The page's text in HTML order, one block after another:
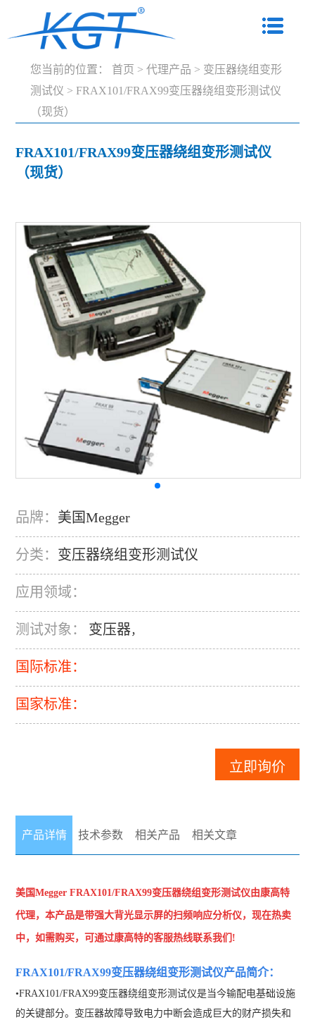
您当前的位置： 首页 > 代理产品 > 变压器绕组变形
测试仪 > FRAX101/FRAX99变压器绕组变形测试仪
（现货）
FRAX101/FRAX99变压器绕组变形测试仪
（现货）
品牌： 美国Megger
分类： 变压器绕组变形测试仪
应用领域：
测试对象： 变压器，
国际标准：
国家标准：
立即询价
产品详情 技术参数 相关产品 相关文章
美国MeggerFRAX101/FRAX99变压器绕组变形测试仪由康高特
代理，本产品是带强大背光显示屏的扫频响应分析仪，现在热卖
中，如需购买，可通过康高特的客服热线联系我们!
FRAX101/FRAX99变压器绕组变形测试仪产品简介：
•FRAX101/FRAX99变压器绕组变形测试仪是当今输配电基础设施
的关键部分。变压器故障导致电力中断会造成巨大的财产损失和